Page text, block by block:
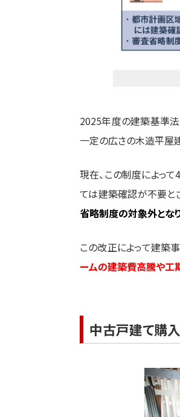
2025年度の建築基準法
一定の広さの木造平屋
現在、この制度によっ
ては建築確認が不要と
省略制度の対象外とな
この改正によって建築
ームの建築費高騰や工
中古戸建て購